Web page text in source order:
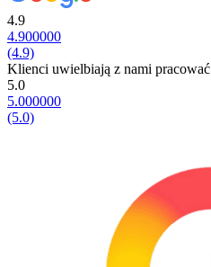
4.9
4.900000
(4.9)
Klienci uwielbiają z nami pracować
5.0
5.000000
(5.0)